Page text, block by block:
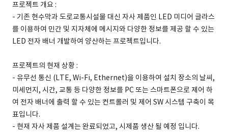
프로젝트 개요 :
- 기존 현수막과 도로교통시설물 대신 자사 제품인 LED 미디어 글라스
를 이용하여 민간 및 지자체에 메시지와 다양한 정보를 제공 할 수 있는
LED 전자 배너 개발하여 양산하는 프로젝트입니다.
프로젝트의 현재 상황 :
- 유무선 통신 (LTE, Wi-Fi, Ethernet)을 이용하여 설치 장소의 날씨,
미세먼지, 시간, 교통 등 다양한 정보를 PC 또는 스마트폰으로 제어 하
여 전자 배너에 출력 할 수 있는 컨트롤러 및 제어 SW 시스템 구축이 목
표입니다.
- 현재 자사 제품 설계는 완료되었고, 시제품 생산 될 예정 입니다.